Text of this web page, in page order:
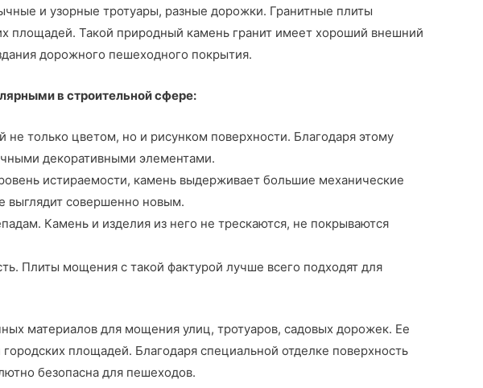
и узорные тротуары, разные дорожки. Гранитные плиты
площадей. Такой природный камень гранит имеет хороший внешний
дорожного пешеходного покрытия.
в строительной сфере:
только цветом, но и рисунком поверхности. Благодаря этому
декоративными элементами.
истираемости, камень выдерживает большие механические
выглядит совершенно новым.
Камень и изделия из него не трескаются, не покрываются
Плиты мощения с такой фактурой лучше всего подходят для
материалов для мощения улиц, тротуаров, садовых дорожек. Ее
площадей. Благодаря специальной отделке поверхность
безопасна для пешеходов.